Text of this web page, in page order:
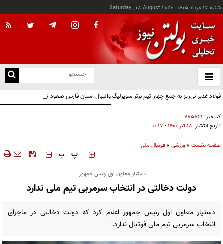
شنبه ۱۷ مرداد ۱۴۰۵ |
Saturday , 08 August 2026
باز
و
فولاد غدیر نی‌ریز به جمع چهار تیم برتر سوپرلیگ والیبال استان فارس صعود کرد
کد خبر: ۷۸۵۸۲۱
تاریخ انتشار: ۱۸ تير ۱۴۰۱ - ۱۱:۱۷
صفحه نخست »ورزشی »فوتبال ملی
‍‍‍ پ پ
دستیار معاون اول رئیس جمهور:
دولت دخالتی در انتخاب سرمربی تیم ملی ندارد
دستیار معاون اول رئیس جمهور اعلام کرد که دولت دخالتی در ماجرای
انتخاب سرمربی تیم ملی فوتبال ندارد.